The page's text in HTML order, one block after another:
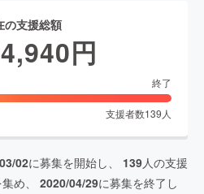
の支援総額
円
終了
支援者数139 人
02に募集を開始し、 139人の支援
め、 2020/04/29に募集を終了し